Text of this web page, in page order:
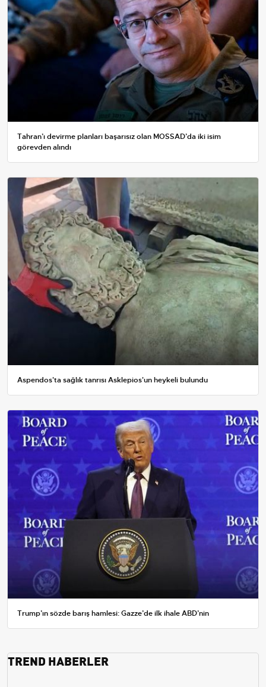
Tahran’ı devirme planları başarısız olan MOSSAD’da iki isim
görevden alındı
Aspendos'ta sağlık tanrısı Asklepios'un heykeli bulundu
Trump’ın sözde barış hamlesi: Gazze’de ilk ihale ABD’nin
TREND HABERLER